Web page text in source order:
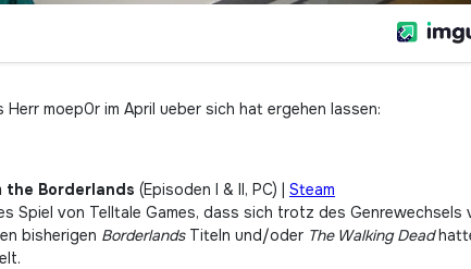
Herr moep0r im April ueber sich hat ergehen lassen:
the Borderlands (Episoden I & II, PC) | Steam
Spiel von Telltale Games, dass sich trotz des
bisherigen BorderlandsTiteln und/oder The Walking Dead